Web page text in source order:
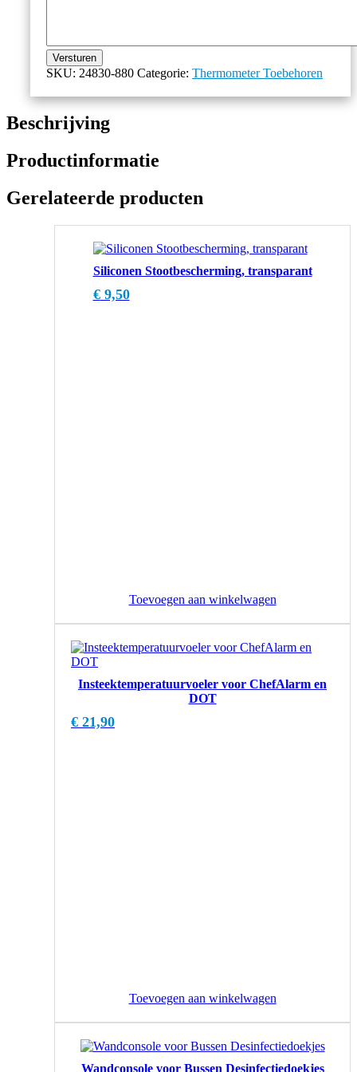
Versturen
SKU: 24830-880 Categorie: Thermometer Toebehoren
Beschrijving
Productinformatie
Gerelateerde producten
Siliconen Stootbescherming, transparant
€9,50
Toevoegen aan winkelwagen
Insteektemperatuurvoeler voor ChefAlarm en
DOT
€ 21,90
Toevoegen aan winkelwagen
Wandconsole voor Bussen Desinfectiedoekjes